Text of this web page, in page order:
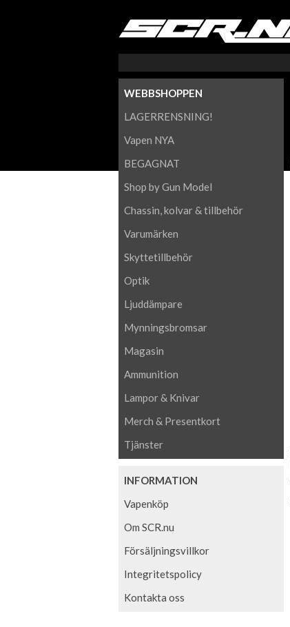
WEBBSHOPPEN
LAGERRENSNING!
Vapen NYA
BEGAGNAT
Shop by Gun Model
Chassin, kolvar & tillbehör
Varumärken
Skyttetillbehör
Optik
Ljuddämpare
Mynningsbromsar
Magasin
Ammunition
Lampor & Knivar
Merch & Presentkort
Tjänster
INFORMATION
Vapenköp
Om SCR.nu
Försäljningsvillkor
Integritetspolicy
Kontakta oss